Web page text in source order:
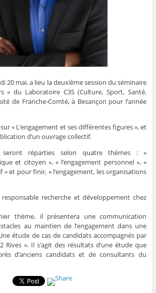
20 mai, a lieu la deuxième session du séminaire
» du Laboratoire C3S (Culture, Sport, Santé,
de Franche-Comté, à Besançon pour l’année
« L’engagement et ses différentes figures », et
d’un ouvrage collectif.
seront réparties selon quatre thèmes : «
et citoyen », « l’engagement personnel », «
» et pour finir, « l’engagement, les organisations
recherche et développement chez
thème, il présentera une communication
au maintien de l’engagement dans une
étude de cas de candidats accompagnés par
Rives ». Il s’agit des résultats d’une étude que
d’anciens candidats et de consultants du